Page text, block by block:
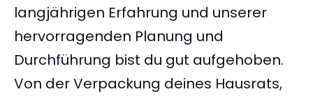
langjährigen Erfahrung und unserer
hervorragenden Planung und
Durchführung bist du gut aufgehoben.
Von der Verpackung deines Hausrats,